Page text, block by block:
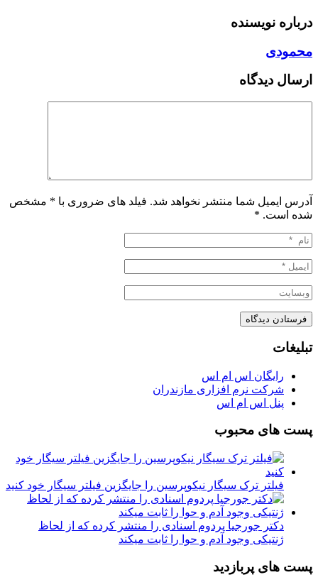
درباره نویسنده
محمودی
ارسال دیدگاه
آدرس ایمیل شما منتشر نخواهد شد. فیلد های ضروری با * مشخص
شده است. *
تبلیغات
رایگان اس ام اس
شرکت نرم افزاری مازندران
پنل اس ام اس
پست های محبوب
فیلتر ترک سیگار نیکوپرسین را جایگزین فیلتر سیگار خود کنید
دکتر جورجیا پردوم اسنادی را منتشر کرده که از لحاظ
ژنتیکی وجود آدم و حوا را ثابت میکند
پست های پربازدید